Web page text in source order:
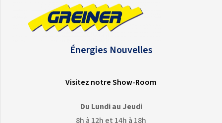
Énergies Nouvelles
Visitez notre Show-Room
Du Lundi au Jeudi
8h à 12h et 14h à 18h